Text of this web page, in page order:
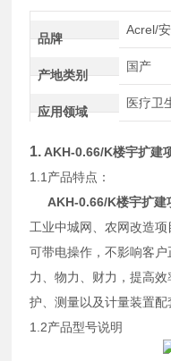
品牌
Acrel/
产地类别
国产
应用领域
医疗卫
1. AKH-0.66/K楼宇扩建
1.1产品特点：
AKH-0.66/K楼宇扩建
工业中城网、农网改造
可带电操作，不影响客
力、物力、财力，提高
护、测量以及计量装置配
1.2产品型号说明